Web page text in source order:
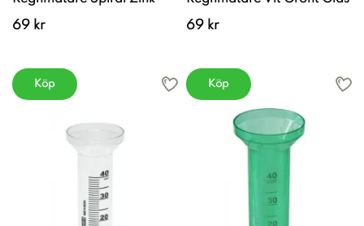
69 kr
Köp
69 kr
Köp